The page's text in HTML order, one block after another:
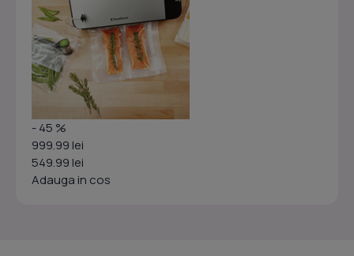
- 45 %
999.99 lei
549.99 lei
Adauga in cos